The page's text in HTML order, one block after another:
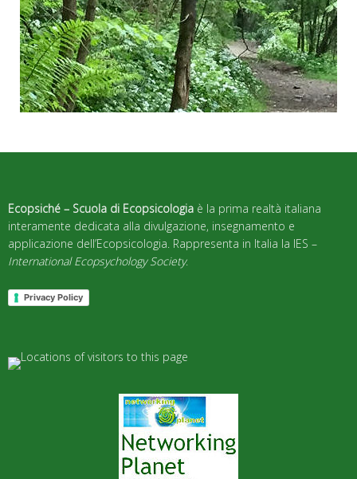
Ecopsiché – Scuola di Ecopsicologia è la prima realtà italiana
interamente dedicata alla divulgazione, insegnamento e
applicazione dell’Ecopsicologia. Rappresenta in Italia la IES –
International Ecopsychology Society.
Privacy Policy